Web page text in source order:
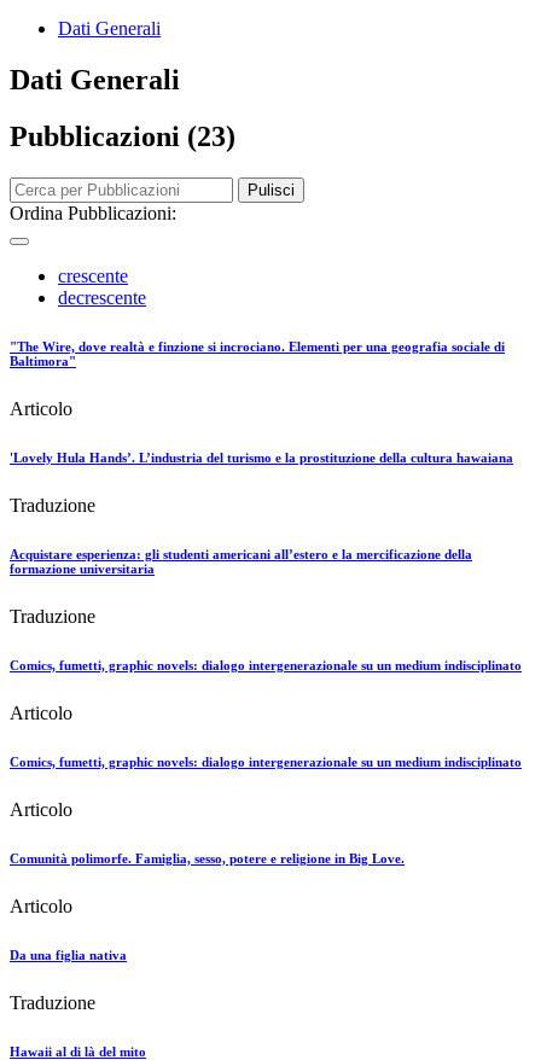
Dati Generali
Dati Generali
Pubblicazioni (23)
Pulisci
Ordina Pubblicazioni:
crescente
decrescente
"The Wire, dove realtà e finzione si incrociano. Elementi per una geografia sociale di
Baltimora"
Articolo
'Lovely Hula Hands’. L’industria del turismo e la prostituzione della cultura hawaiana
Traduzione
Acquistare esperienza: gli studenti americani all’estero e la mercificazione della
formazione universitaria
Traduzione
Comics, fumetti, graphic novels: dialogo intergenerazionale su un medium indisciplinato
Articolo
Comics, fumetti, graphic novels: dialogo intergenerazionale su un medium indisciplinato
Articolo
Comunità polimorfe. Famiglia, sesso, potere e religione in Big Love.
Articolo
Da una figlia nativa
Traduzione
Hawaii al di là del mito